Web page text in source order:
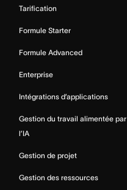
Tarification
Formule Starter
Formule Advanced
Enterprise
Intégrations d’applications
Gestion du travail alimentée par
l’IA
Gestion de projet
Gestion des ressources